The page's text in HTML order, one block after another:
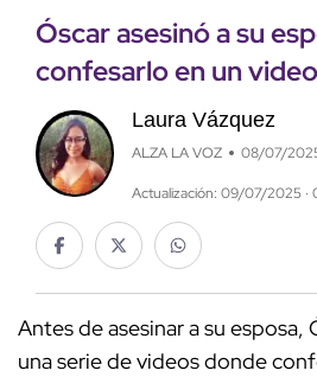
Óscar asesinó a su
confesarlo en un
Laura Vázquez
ALZA LA VOZ 08/07/
Actualización: 09/07/2025 ·
Antes de asesinar a su esposa,
una serie de videos donde